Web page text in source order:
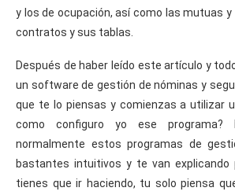
y los de ocupación, así como las mutuas
contratos y sus tablas.
Después de haber leído este artículo y
un software de gestión de nóminas y
que te lo piensas y comienzas a utilizar
como configuro yo ese programa?
normalmente estos programas de
bastantes intuitivos y te van explicando
tienes que ir haciendo, tu solo piensa